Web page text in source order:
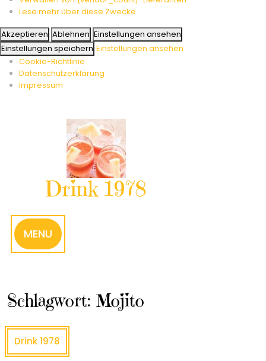
Lese mehr über diese Zwecke
Akzeptieren Ablehnen Einstellungen ansehen
Einstellungen speichern Einstellungen ansehen
Cookie-Richtlinie
Datenschutzerklärung
Impressum
Drink 1978
MENU
Schlagwort: Mojito
Drink 1978